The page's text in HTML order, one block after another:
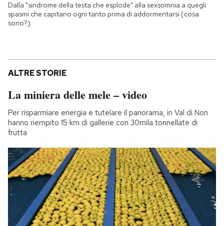
Dalla "sindrome della testa che esplode" alla sexsomnia a quegli
spasmi che capitano ogni tanto prima di addormentarsi (cosa
sono?)
ALTRE STORIE
La miniera delle mele – video
Per risparmiare energia e tutelare il panorama, in Val di Non
hanno riempito 15 km di gallerie con 30mila tonnellate di
frutta